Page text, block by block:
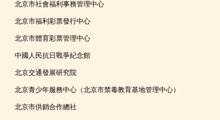
北京市社會福利事務管理中心
北京市福利彩票發行中心
北京市體育彩票管理中心
中國人民抗日戰爭紀念館
北京交通發展研究院
北京青少年服務中心（北京市禁毒教育基地管理中心）
北京市供銷合作總社